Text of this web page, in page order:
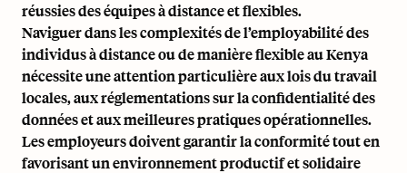
réussies des équipes à distance et flexibles.
Naviguer dans les complexités de l’employabilité des
individus à distance ou de manière flexible au Kenya
nécessite une attention particulière aux lois du travail
locales, aux réglementations sur la confidentialité des
données et aux meilleures pratiques opérationnelles.
Les employeurs doivent garantir la conformité tout en
favorisant un environnement productif et solidaire